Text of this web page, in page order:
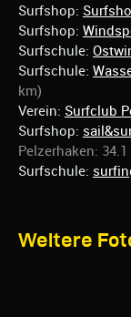
Surfshop:
Surfshop:
Surfschule:
Surfschule:
km)
Verein: Surfclub
Surfshop:
Pelzerhaken: 34.1
Surfschule:
Weitere